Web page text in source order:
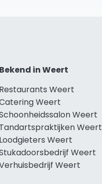
Bekend in Weert
Restaurants Weert
Weert
Weert
Tandartspraktijken Weert
Loodgieters Weert
Weert
Weert